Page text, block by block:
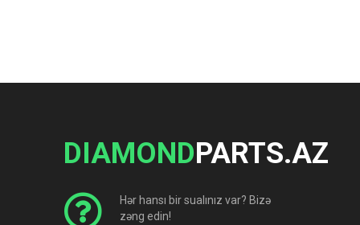
DIAMONDPARTS.AZ
Hər hansı bir sualınız var? Bizə
zəng edin!